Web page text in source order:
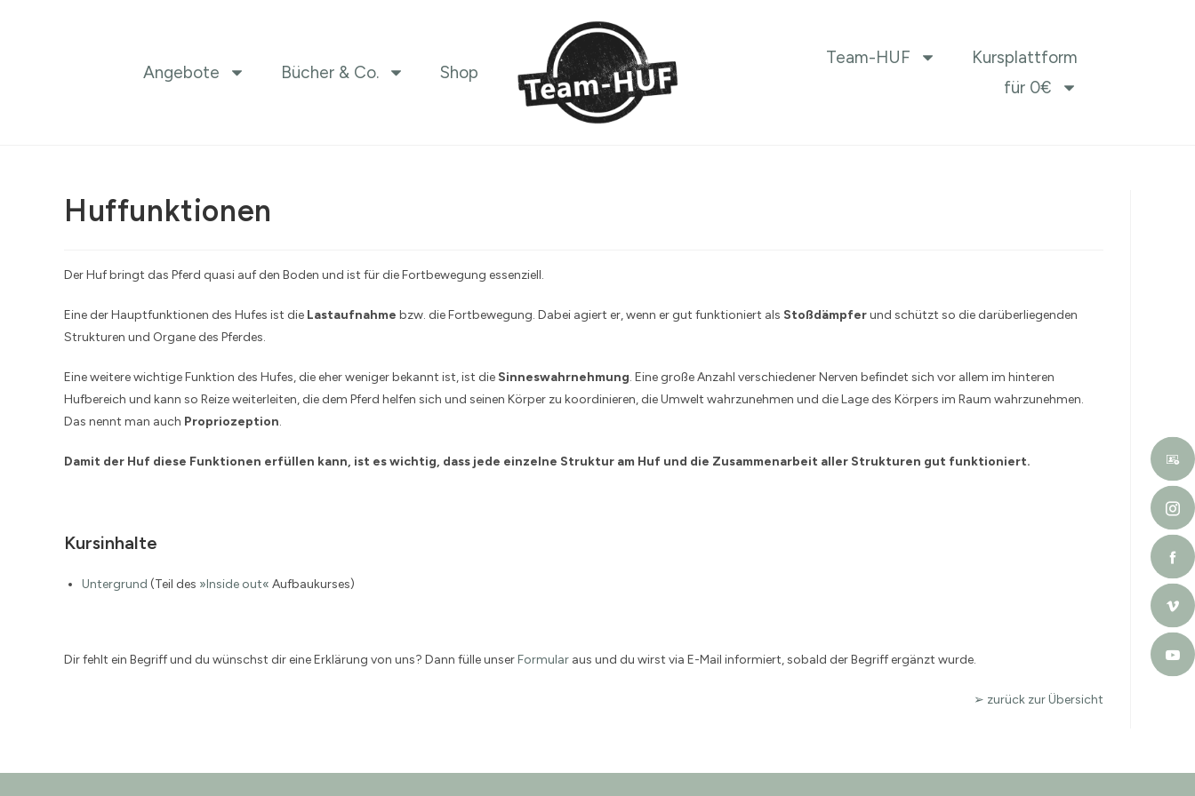
Angebote Bücher & Co. Shop
Team-HUF
Kursplattform
für 0€
Huffunktionen
Der Huf bringt das Pferd quasi auf den Boden und ist für die Fortbewegung essenziell.
Eine der Hauptfunktionen des Hufes ist die Lastaufnahme bzw. die Fortbewegung. Dabei agiert er, wenn er gut funktioniert als Stoßdämpferund schützt so die darüberliegenden
Strukturen und Organe des Pferdes.
Eine weitere wichtige Funktion des Hufes, die eher weniger bekannt ist, ist die Sinneswahrnehmung. Eine große Anzahl verschiedener Nerven befindet sich vor allem im hinteren
Hufbereich und kann so Reize weiterleiten, die dem Pferd helfen sich und seinen Körper zu koordinieren, die Umwelt wahrzunehmen und die Lage des Körpers im Raum wahrzunehmen.
Das nennt man auch Propriozeption.
Damit der Huf diese Funktionen erfüllen kann, ist es wichtig, dass jede einzelne Struktur am Huf und die Zusammenarbeit aller Strukturen gut funktioniert.
Kursinhalte
Untergrund (Teil des »Inside out« Aufbaukurses)
Dir fehlt ein Begriff und du wünschst dir eine Erklärung von uns? Dann fülle unserFormular aus und du wirst via E-Mail informiert, sobald der Begriff ergänzt wurde.
➢ zurück zur Übersicht